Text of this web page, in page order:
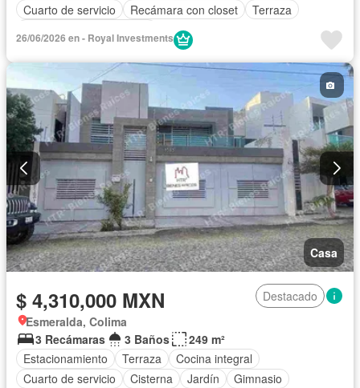
Cuarto de servicio
Recámara con closet
Terraza
26/06/2026 en - Royal Investments
Casa
$ 4,310,000 MXN
Destacado
Esmeralda, Colima
3 Recámaras
3 Baños
249 m²
Estacionamiento
Terraza
Cocina integral
Cuarto de servicio
Cisterna Jardín
Gimnasio